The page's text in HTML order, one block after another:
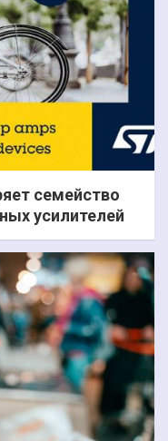
семейство
усилителей